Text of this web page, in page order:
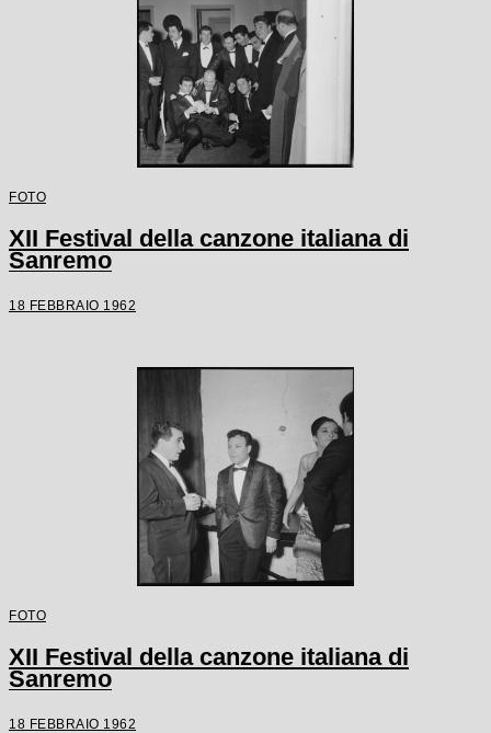
FOTO
XII Festival della canzone italiana di
Sanremo
18 FEBBRAIO 1962
FOTO
XII Festival della canzone italiana di
Sanremo
18 FEBBRAIO 1962